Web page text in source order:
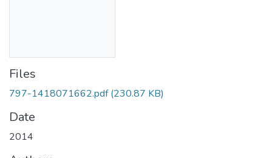
Files
797-1418071662.pdf (230.87 KB)
Date
2014